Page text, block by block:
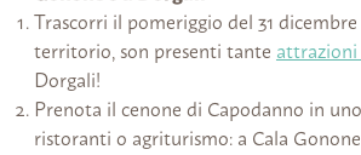
Trascorri il pomeriggio del 31
territorio, son presenti tante attrazioni
Dorgali!
Prenota il cenone di Capodanno in
ristoranti o agriturismo: a Cala